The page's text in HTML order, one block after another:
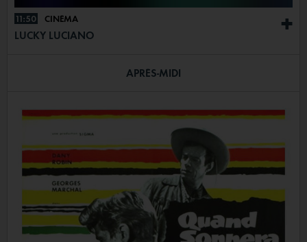
+
11:50 CINÉMA
LUCKY LUCIANO
APRÈS-MIDI